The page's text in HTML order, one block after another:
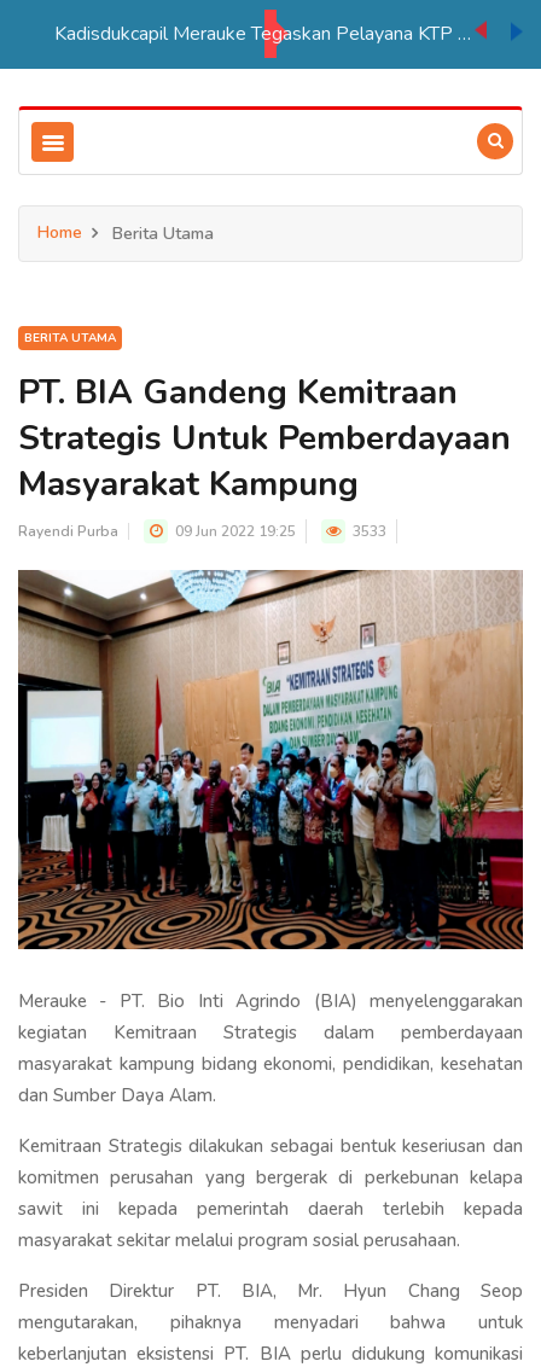
PSN Tebu di Merauke Ditargetkan Beroperasi 2027,
Home Berita Utama
BERITA UTAMA
PT. BIA Gandeng Kemitraan
Strategis Untuk Pemberdayaan
Masyarakat Kampung
Rayendi Purba 09 Jun 2022 19:25 3533
Merauke - PT. Bio Inti Agrindo (BIA) menyelenggarakan
kegiatan Kemitraan Strategis dalam pemberdayaan
masyarakat kampung bidang ekonomi, pendidikan, kesehatan
dan Sumber Daya Alam.
Kemitraan Strategis dilakukan sebagai bentuk keseriusan dan
komitmen perusahan yang bergerak di perkebunan kelapa
sawit ini kepada pemerintah daerah terlebih kepada
masyarakat sekitar melalui program sosial perusahaan.
Presiden Direktur PT. BIA, Mr. Hyun Chang Seop
mengutarakan, pihaknya menyadari bahwa untuk
keberlanjutan eksistensi PT. BIA perlu didukung komunikasi